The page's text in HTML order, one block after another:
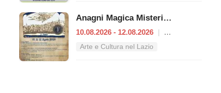
Anagni Magica Misteriosa
10.08.2026 - 12.08.2026 |
Arte e Cultura nel Lazio